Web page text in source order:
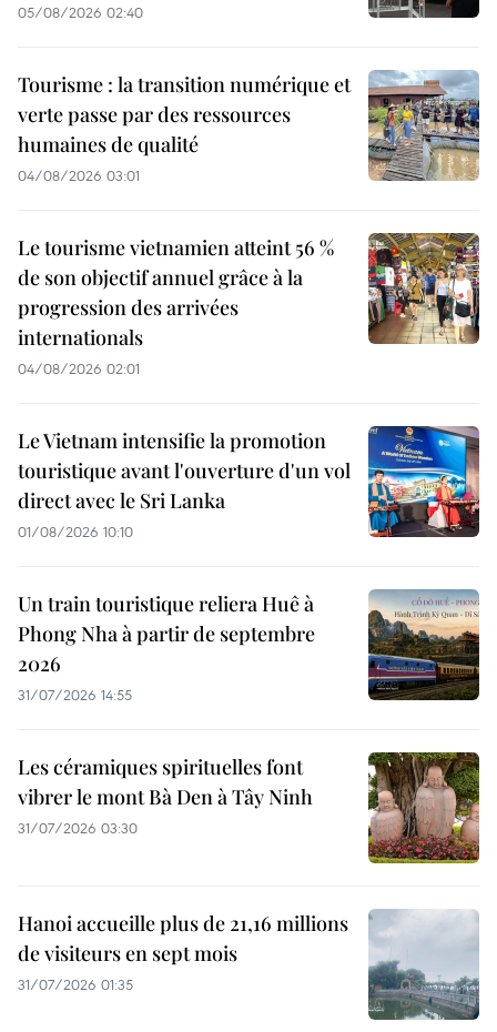
05/08/2026 02:40
Tourisme : la transition numérique et
verte passe par des ressources
humaines de qualité
04/08/2026 03:01
Le tourisme vietnamien atteint 56 %
de son objectif annuel grâce à la
progression des arrivées
internationals
04/08/2026 02:01
Le Vietnam intensifie la promotion
touristique avant l'ouverture d'un vol
direct avec le Sri Lanka
01/08/2026 10:10
Un train touristique reliera Huê à
Phong Nha à partir de septembre
2026
31/07/2026 14:55
Les céramiques spirituelles font
vibrer le mont Bà Den à Tây Ninh
31/07/2026 03:30
Hanoi accueille plus de 21,16 millions
de visiteurs en sept mois ​
31/07/2026 01:35